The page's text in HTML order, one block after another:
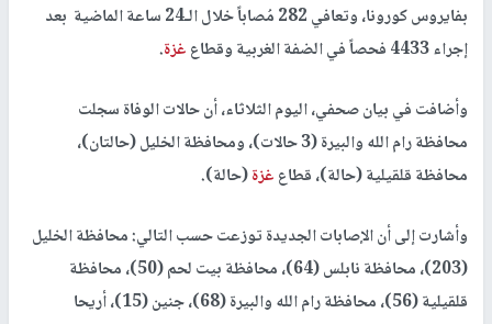
بفايروس كورونا، وتعافي 282 مُصاباً خلال الـ24 ساعة الماضية بعد
إجراء 4433 فحصاً في الضفة الغربية وقطاع
غزة.
وأضافت في بيان صحفي، اليوم الثلاثاء، أن حالات الوفاة سجلت
محافظة رام الله والبيرة (3 حالات)، ومحافظة الخليل (حالتان)،
محافظة قلقيلية (حالة)، قطاعغزة(حالة).
وأشارت إلى أن الإصابات الجديدة توزعت حسب التالي: محافظة الخليل
(203)، محافظة نابلس (64)، محافظة بيت لحم (50)، محافظة
قلقيلية (56)، محافظة رام الله والبيرة (68)، جنين (15)، أريحا